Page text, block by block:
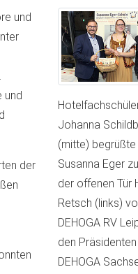
und
und
der
Johanna
(mitte) begrüßte
Susanna Eger
der offenen Tür
Retsch (links)
DEHOGA RV
den
DEHOGA